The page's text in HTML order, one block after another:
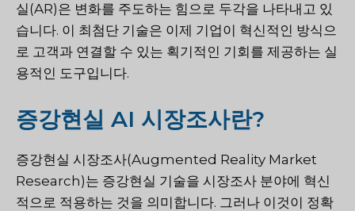
실(AR)은 변화를 주도하는 힘으로 두각을 나타내고 있
습니다. 이 최첨단 기술은 이제 기업이 혁신적인 방식으
로 고객과 연결할 수 있는 획기적인 기회를 제공하는 실
용적인 도구입니다.
증강현실 AI 시장조사란?
증강현실 시장조사(Augmented Reality Market
Research)는 증강현실 기술을 시장조사 분야에 혁신
적으로 적용하는 것을 의미합니다. 그러나 이것이 정확